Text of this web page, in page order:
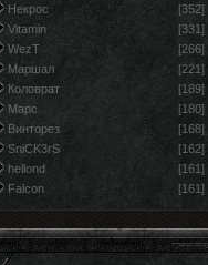
Некрос
[352]
Vitamin
[331]
WezT
[266]
Маршал
[221]
Коловрат
[189]
Марс
[180]
Винторез
[168]
SniCK3rS
[162]
hellond
[161]
Falcon
[161]